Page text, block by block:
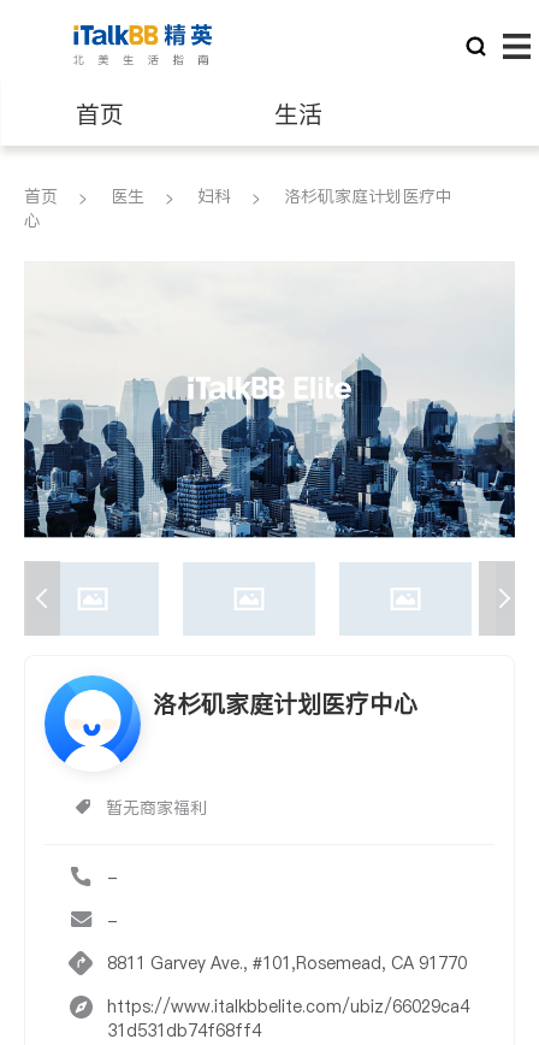
首页 生活
医生 律师
养老 非盈利组织
首页 医生 妇科
洛杉矶家庭计划医疗中
心
洛杉矶家庭计划医疗中心
暂无商家福利
-
-
8811 Garvey Ave., #101,Rosemead, CA 91770
https://www.italkbbelite.com/ubiz/66029ca4
31d531db74f68ff4